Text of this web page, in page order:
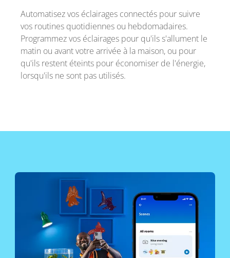
Automatisez vos éclairages connectés pour suivre
vos routines quotidiennes ou hebdomadaires.
Programmez vos éclairages pour qu'ils s'allument le
matin ou avant votre arrivée à la maison, ou pour
qu'ils restent éteints pour économiser de l'énergie,
lorsqu'ils ne sont pas utilisés.